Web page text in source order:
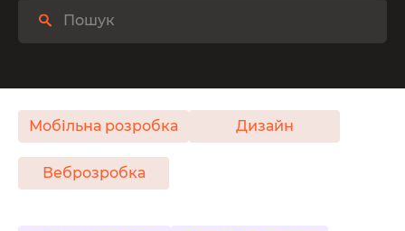
Мобільна розробка Дизайн
Веброзробка